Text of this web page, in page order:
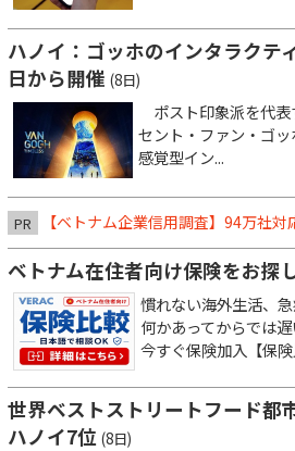
ハノイ：ゴッホのインタラクテ
日から開催 (8日)
ポスト印象派を代表
セント・ファン・ゴ
感覚型イン...
PR 【ベトナム企業信用調査】94万社
ベトナム在住者向け保険をお探
慣れない海外生活、
何かあってからでは遅
今すぐ保険加入【保険
世界ベストストリートフード都
ハノイ7位 (8日)